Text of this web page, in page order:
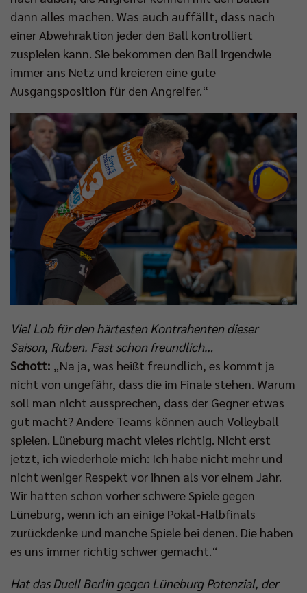
dann alles machen. Was auch auffällt, dass nach
einer Abwehraktion jeder den Ball kontrolliert
zuspielen kann. Sie bekommen den Ball irgendwie
immer ans Netz und kreieren eine gute
Ausgangsposition für den Angreifer.“
Viel Lob für den härtesten Kontrahenten dieser
Saison, Ruben. Fast schon freundlich…
Schott: „Na ja, was heißt freundlich, es kommt ja
nicht von ungefähr, dass die im Finale stehen. Warum
soll man nicht aussprechen, dass der Gegner etwas
gut macht? Andere Teams können auch Volleyball
spielen. Lüneburg macht vieles richtig. Nicht erst
jetzt, ich wiederhole mich: Ich habe nicht mehr und
nicht weniger Respekt vor ihnen als vor einem Jahr.
Wir hatten schon vorher schwere Spiele gegen
Lüneburg, wenn ich an einige Pokal-Halbfinals
zurückdenke und manche Spiele bei denen. Die haben
es uns immer richtig schwer gemacht.“
Hat das Duell Berlin gegen Lüneburg Potenzial, der